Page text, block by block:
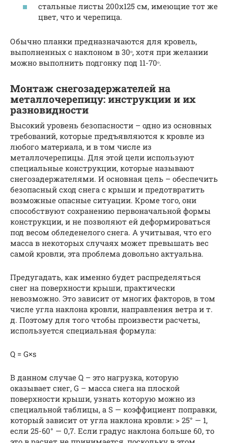
стальные листы 200х125 см, имеющие тот же
цвет, что и черепица.
Обычно планки предназначаются для кровель,
выполненных с наклоном в 30ᵒ, хотя при желании
можно выполнить подгонку под 11-70ᵒ.
Монтаж снегозадержателей на
металлочерепицу: инструкции и их
разновидности
Высокий уровень безопасности – одно из основных
требований, которые предъявляются к кровле из
любого материала, и в том числе из
металлочерепицы. Для этой цели используют
специальные конструкции, которые называют
снегозадержателями. И основная цель – обеспечить
безопасный сход снега с крыши и предотвратить
возможные опасные ситуации. Кроме того, они
способствуют сохранению первоначальной формы
конструкции, и не позволяют ей деформироваться
под весом обледенелого снега. А учитывая, что его
масса в некоторых случаях может превышать вес
самой кровли, эта проблема довольно актуальна.
Предугадать, как именно будет распределяться
снег на поверхности крыши, практически
невозможно. Это зависит от многих факторов, в том
числе угла наклона кровли, направления ветра и т.
д. Поэтому для того чтобы произвести расчеты,
используется специальная формула:
Q = G×s
В данном случае Q – это нагрузка, которую
оказывает снег, G – масса снега на плоской
поверхности крыши, узнать которую можно из
специальной таблицы, а S — коэффициент поправки,
который зависит от угла наклона кровли: > 25° — 1,
если 25-60° — 0,7. Если градус наклона больше 60, то